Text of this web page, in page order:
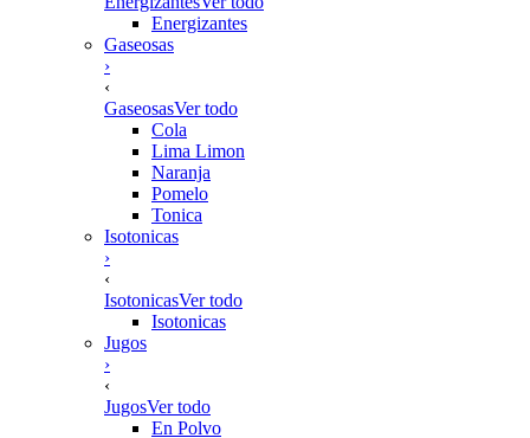
Energizantes
Gaseosas
›
‹
GaseosasVer todo
Cola
Lima Limon
Naranja
Pomelo
Tonica
Isotonicas
›
‹
IsotonicasVer todo
Isotonicas
Jugos
›
‹
JugosVer todo
En Polvo